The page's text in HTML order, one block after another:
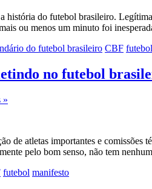
história do futebol brasileiro.
ou menos um minuto foi
do futebol brasileiro CBF futebol
no futebol
»
de atletas importantes e
pelo bom senso, não tem
futebol manifesto